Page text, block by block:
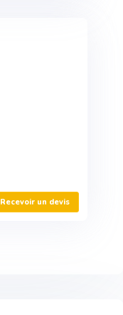
Recevoir un devis